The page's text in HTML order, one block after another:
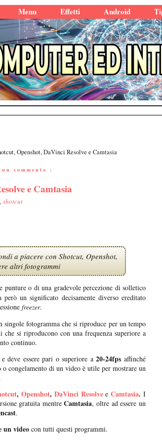
Menu Effetti Android
Openshot, DaVinci Resolve e Camtasia
commento :
e Camtasia
, shotcut
a piacere con Shotcut, Openshot,
altri fotogrammi
punture o di una gradevole percezione di solletico
un significato decisamente diverso ereditato
freezer.
singole fotogramma che si riproduce per un tempo
si riproducono con una frequenza superiore a
continuo.
e deve essere pari o superiore a20-24fps affinché
congelamento di un video è utile per mostrare un
, Openshot, DaVinci ResolveeCamtasia. I
gratuita mentreCamtasia, oltre ad essere un
.
un video con tutti questi programmi.